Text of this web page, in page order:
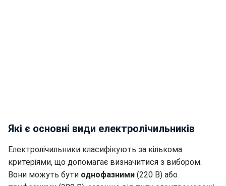
Які є основні види електролічильників
Електролічильники класифікують за кількома
критеріями, що допомагає визначитися з вибором.
Вони можуть бути однофазними (220 В) або